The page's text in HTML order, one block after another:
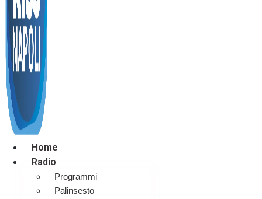
Home
Radio
Programmi
Palinsesto